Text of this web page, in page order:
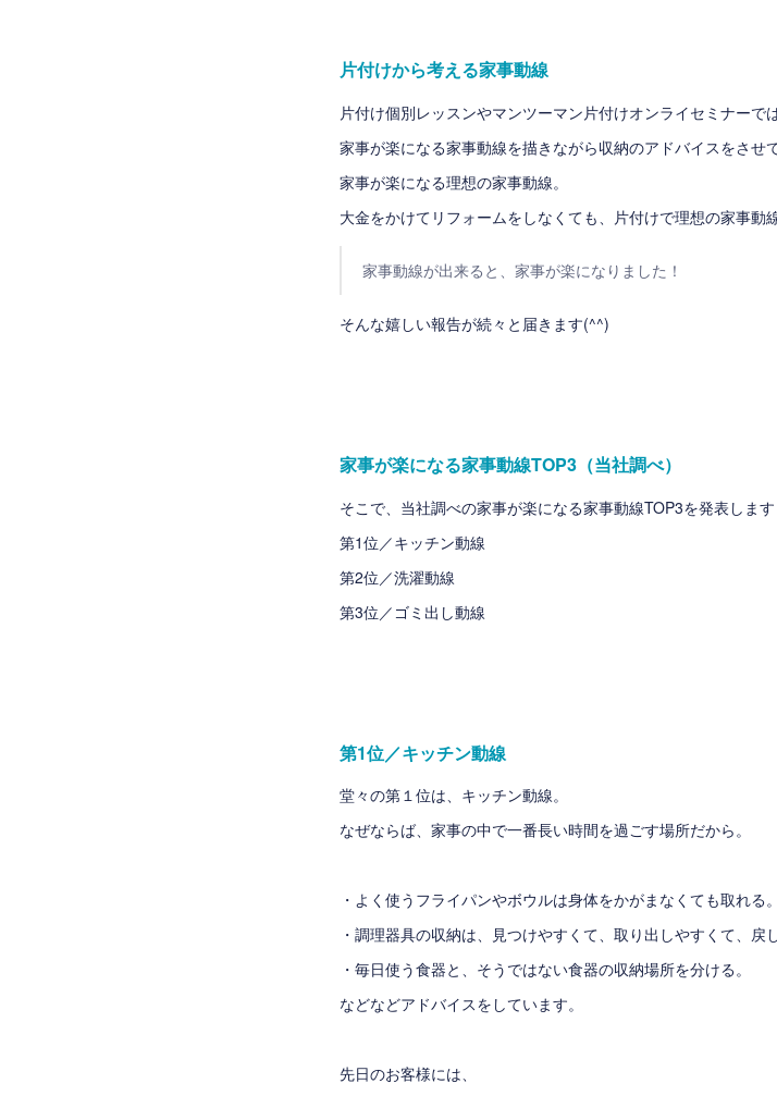
片付けから考える家事動線
片付け個別レッスンやマンツーマン片付けオンライセミナーでは
家事が楽になる家事動線を描きながら収納のアドバイスをさせ
家事が楽になる理想の家事動線。
大金をかけてリフォームをしなくても、片付けで理想の家事動
家事動線が出来ると、家事が楽になりました！
そんな嬉しい報告が続々と届きます(^^)
家事が楽になる家事動線TOP3（当社調べ）
そこで、当社調べの家事が楽になる家事動線TOP3を発表します
第1位／キッチン動線
第2位／洗濯動線
第3位／ゴミ出し動線
第1位／キッチン動線
堂々の第１位は、キッチン動線。
なぜならば、家事の中で一番長い時間を過ごす場所だから。
・よく使うフライパンやボウルは身体をかがまなくても取れる。
・調理器具の収納は、見つけやすくて、取り出しやすくて、戻
・毎日使う食器と、そうではない食器の収納場所を分ける。
などなどアドバイスをしています。
先日のお客様には、